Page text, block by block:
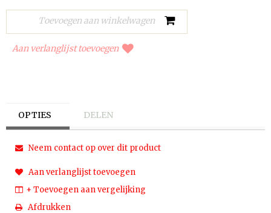
Aan verlanglijst toevoegen
OPTIES DELEN
Neem contact op over dit product
Aan verlanglijst toevoegen
+ Toevoegen aan vergelijking
Afdrukken